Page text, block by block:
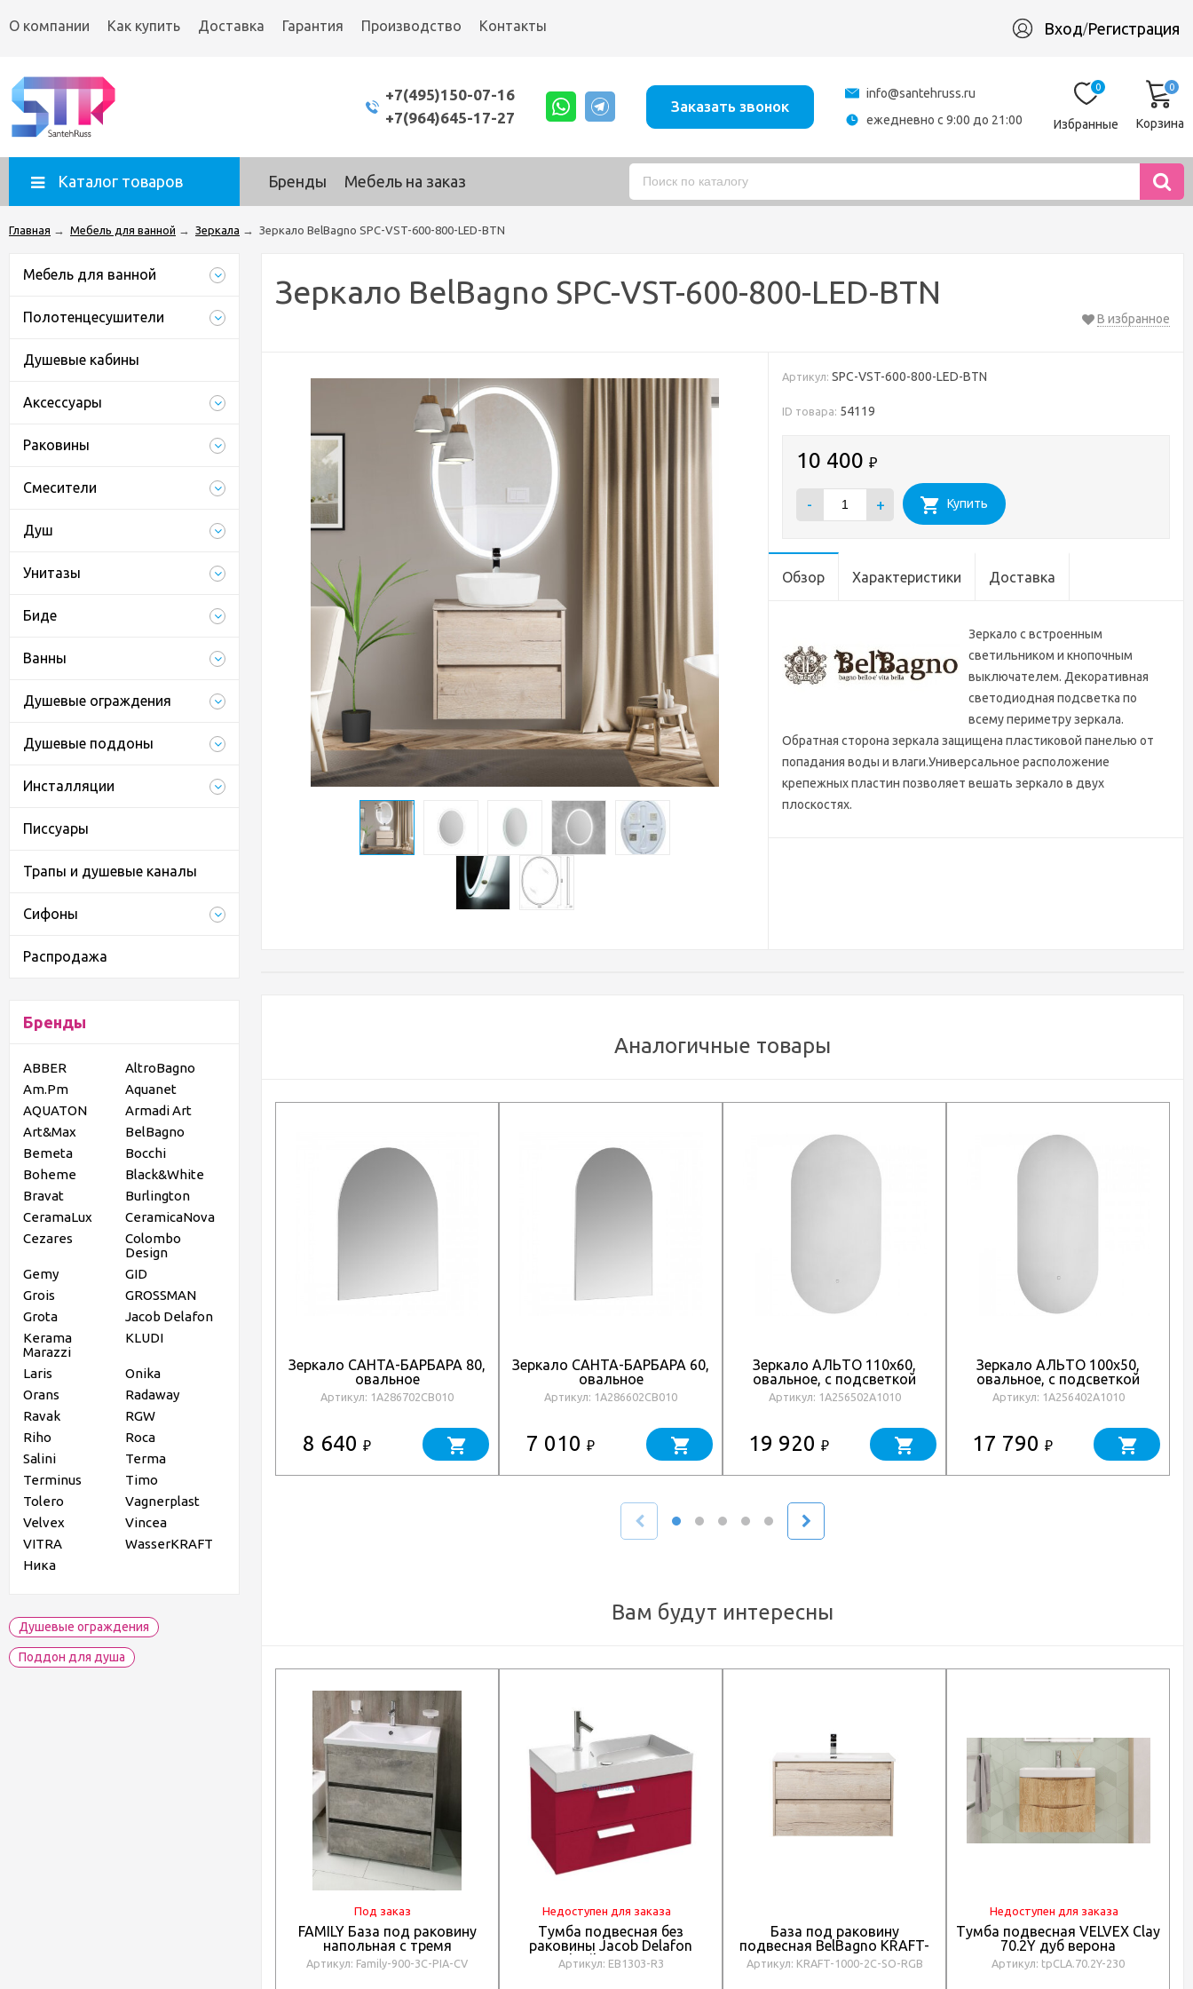
О компании Как купить Доставка Гарантия Производство Контакты Вход/Регистрация
+7(495)150-07-16
+7(964)645-17-27
Заказать звонок
info@santehruss.ru
ежедневно с 9:00 до 21:00
0
Избранные
0
Корзина
Каталог товаров Бренды Мебель на заказ
Главная → Мебель для ванной → Зеркала → Зеркало BelBagno SPC-VST-600-800-LED-BTN
Мебель для ванной
Полотенцесушители
Душевые кабины
Аксессуары
Раковины
Смесители
Душ
Унитазы
Биде
Ванны
Душевые ограждения
Душевые поддоны
Инсталляции
Писсуары
Трапы и душевые каналы
Сифоны
Распродажа
Бренды
ABBER
AltroBagno
Am.Pm
Aquanet
AQUATON
Armadi Art
Art&Max
BelBagno
Bemeta
Bocchi
Boheme
Black&White
Bravat
Burlington
CeramaLux
CeramicaNova
Cezares
Colombo
Design
Gemy
GID
Grois
GROSSMAN
Grota
Jacob Delafon
Kerama
Marazzi
KLUDI
Laris
Onika
Orans
Radaway
Ravak
RGW
Riho
Roca
Salini
Terma
Terminus
Timo
Tolero
Vagnerplast
Velvex
Vincea
VITRA
WasserKRAFT
Ника
Душевые ограждения
Поддон для душа
Зеркало BelBagno SPC-VST-600-800-LED-BTN
В избранное
Артикул: SPC-VST-600-800-LED-BTN
ID товара: 54119
10 400 ₽
- + Купить
Обзор Характеристики Доставка
Зеркало с встроенным
светильником и кнопочным
выключателем. Декоративная
светодиодная подсветка по
всему периметру зеркала.
Обратная сторона зеркала защищена пластиковой панелью от
попадания воды и влаги.Универсальное расположение
крепежных пластин позволяет вешать зеркало в двух
плоскостях.
Аналогичные товары
Зеркало САНТА-БАРБАРА 80,
овальное
Артикул: 1A286702CB010
8 640 ₽
Зеркало САНТА-БАРБАРА 60,
овальное
Артикул: 1A286602CB010
7 010 ₽
Зеркало АЛЬТО 110х60,
овальное, с подсветкой
Артикул: 1A256502A1010
19 920 ₽
Зеркало АЛЬТО 100х50,
овальное, с подсветкой
Артикул: 1A256402A1010
17 790 ₽
Вам будут интересны
Под заказ
FAMILY База под раковину
напольная с тремя
выкатными ящиками,
Cemento Veneto, 900x480x845,
Артикул: Family-900-3C-PIA-CV
Недоступен для заказа
Тумба подвесная без
раковины Jacob Delafon
Rythmik EB1303-R3
Артикул: EB1303-R3
База под раковину
подвесная BelBagno KRAFT-
1000-2C-SO-RGB Rovere
Артикул: KRAFT-1000-2C-SO-RGB
Недоступен для заказа
Тумба подвесная VELVEX Clay
70.2Y дуб верона
Артикул: tpCLA.70.2Y-230